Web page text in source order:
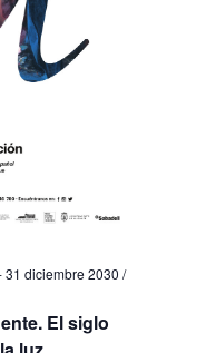
31 diciembre 2030 /
El siglo